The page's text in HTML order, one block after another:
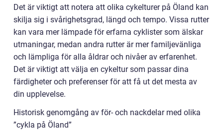
Det är viktigt att notera att olika cykelturer på Öland kan
skilja sig i svårighetsgrad, längd och tempo. Vissa rutter
kan vara mer lämpade för erfarna cyklister som älskar
utmaningar, medan andra rutter är mer familjevänliga
och lämpliga för alla åldrar och nivåer av erfarenhet.
Det är viktigt att välja en cykeltur som passar dina
färdigheter och preferenser för att få ut det mesta av
din upplevelse.
Historisk genomgång av för- och nackdelar med olika
”cykla på Öland”